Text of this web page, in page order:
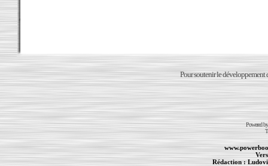
Pour soutenir le développement
Powered
Rédaction :